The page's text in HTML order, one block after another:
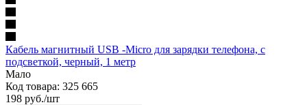
Кабель магнитный USB -Micro для зарядки телефона, с
подсветкой, черный, 1 метр
Мало
Код товара: 325 665
198 руб./шт